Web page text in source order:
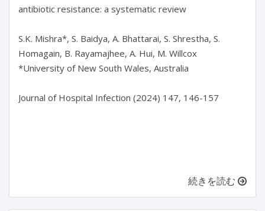
antibiotic resistance: a systematic review
S.K. Mishra*, S. Baidya, A. Bhattarai, S. Shrestha, S.
Homagain, B. Rayamajhee, A. Hui, M. Willcox
*University of New South Wales, Australia
Journal of Hospital Infection (2024) 147, 146-157
続きを読む